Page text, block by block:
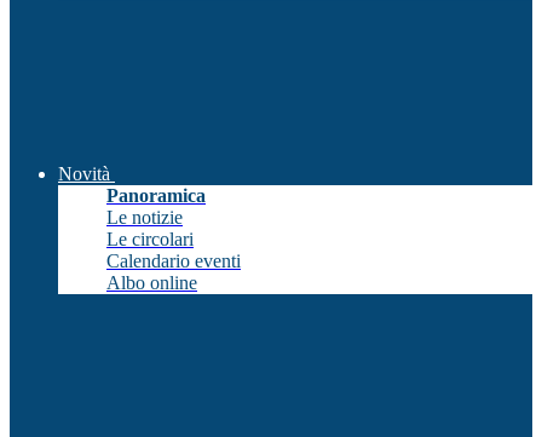
Novità
Panoramica
Le notizie
Le circolari
Calendario eventi
Albo online